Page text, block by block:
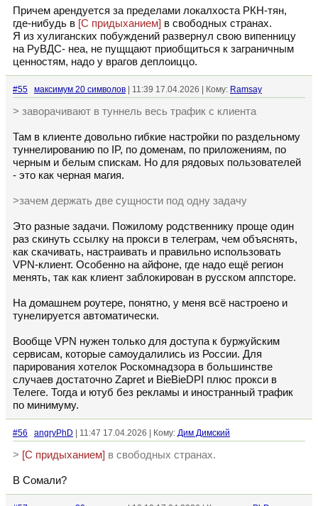
Причем арендуется за пределами локалхоста РКН-тян,
где-нибудь в [C придыханием] в свободных странах.
Я из хулиганских побуждений развернул свою випенницу
на РуВДС- неа, не пущщают приобщиться к заграничным
ценностям, надо у врагов деплоиццо.
#55 максимум 20 символов | 11:39 17.04.2026 | Кому: Ramsay
> заворачивают в туннель весь трафик с клиента
Там в клиенте довольно гибкие настройки по раздельному
туннелированию по IP, по доменам, по приложениям, по
черным и белым спискам. Но для рядовых пользователей
- это как черная магия.
>зачем держать две сущности под одну задачу
Это разные задачи. Пожилому родственнику проще один
раз скинуть ссылку на прокси в телеграм, чем объяснять,
как скачивать, настраивать и правильно использовать
VPN-клиент. Особенно на айфоне, где надо ещё регион
менять, так как клиент заблокирован в русском аппсторе.
На домашнем роутере, понятно, у меня всё настроено и
тунелируется автоматически.
Вообще VPN нужен только для доступа к буржуйским
сервисам, которые самоудалились из России. Для
парирования хотелок Роскомнадзора в большинстве
случаев достаточно Zapret и BieBieDPI плюс прокси в
Телеге. Тогда и ютуб без рекламы и иностранный трафик
по минимуму.
#56 angryPhD | 11:47 17.04.2026 | Кому: Дим Димский
> [C придыханием] в свободных странах.
В Сомали?